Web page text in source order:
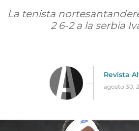
La tenista
2 6-2 a la serbia
Revista
agosto 30,